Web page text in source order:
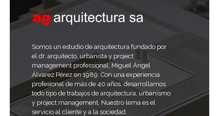
Somos un estudio de arquitectura fundado por
el dr. arquitecto, urbanista y project
management professional, Miguel Ángel
Álvarez Pérez en 1989. Con una experiencia
profesional de más de 40 años, desarrollamos
todo tipo de trabajos de arquitectura, urbanismo
y project management. Nuestro lema es el
servicio al cliente y a la sociedad.